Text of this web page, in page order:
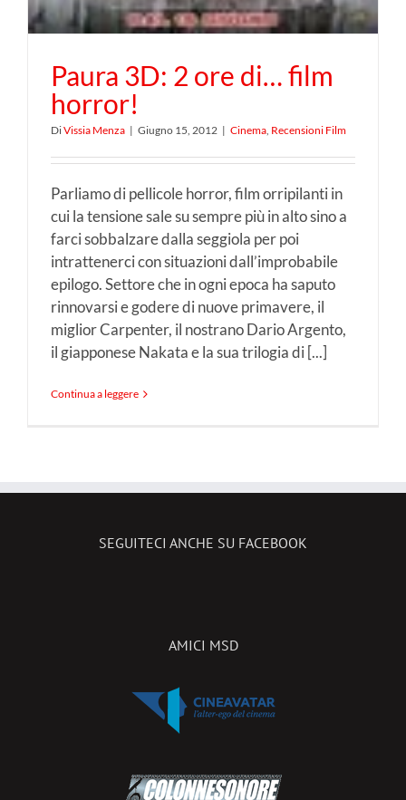
Paura 3D: 2 ore di… film
horror!
DiVissia Menza | Giugno 15, 2012 | Cinema, Recensioni Film
Parliamo di pellicole horror, film orripilanti in
cui la tensione sale su sempre più in alto sino a
farci sobbalzare dalla seggiola per poi
intrattenerci con situazioni dall’improbabile
epilogo. Settore che in ogni epoca ha saputo
rinnovarsi e godere di nuove primavere, il
miglior Carpenter, il nostrano Dario Argento,
il giapponese Nakata e la sua trilogia di [...]
Continua a leggere
SEGUITECI ANCHE SU FACEBOOK
AMICI MSD